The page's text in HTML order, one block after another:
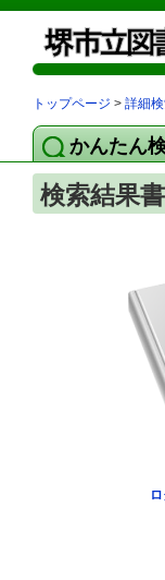
トップページ > 詳細
かんたん
検索結果